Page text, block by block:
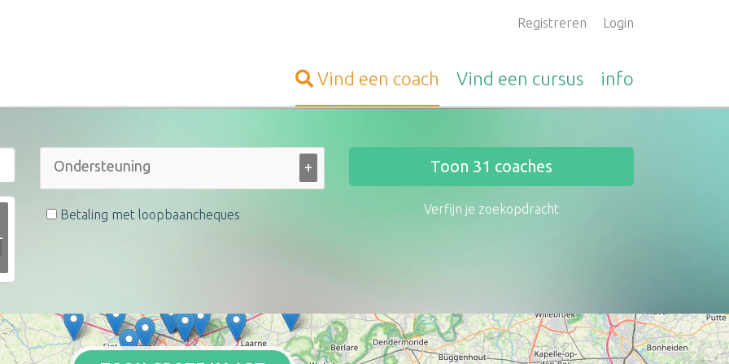
Registreren Login
Vind een coach Vind een cursus info
+
Betaling met loopbaancheques
Toon 31 coaches
Verfijn je zoekopdracht